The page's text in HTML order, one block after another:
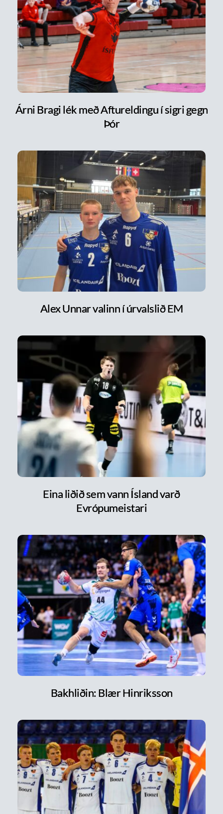
Árni Bragi lék með Aftureldingu í sigri gegn
Þór
Alex Unnar valinn í úrvalslið EM
Eina liðið sem vann Ísland varð
Evrópumeistari
Bakhliðin: Blær Hinriksson